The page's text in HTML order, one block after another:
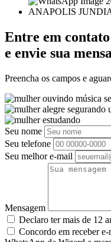
Entre em
e envie sua
Preencha os campos e
Seu nome
Seu telefone
Seu melhor e-mail
Mensagem
Declaro ter mais de 12
Concordo em receber e-